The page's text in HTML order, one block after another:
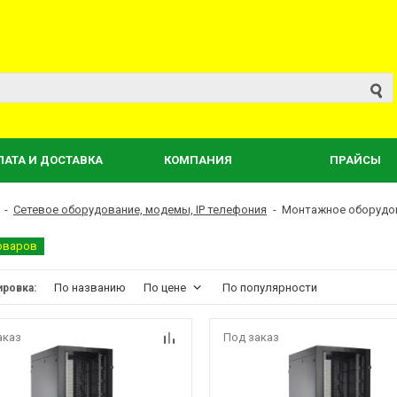
И ДОСТАВКА КОМПАНИЯ ПРАЙСЫ
- Сетевое оборудование, модемы, IP телефония - Монтажное
По названию По цене По популярности
Под заказ